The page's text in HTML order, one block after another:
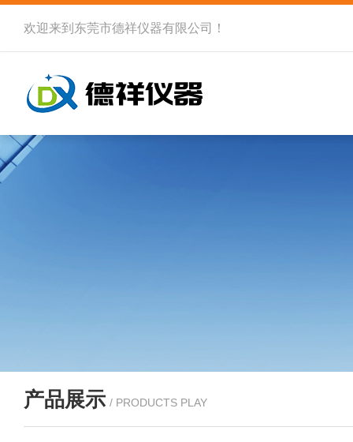
欢迎来到 东莞市德祥仪器有限公司 ！
产品展示 / PRODUCTS PLAY